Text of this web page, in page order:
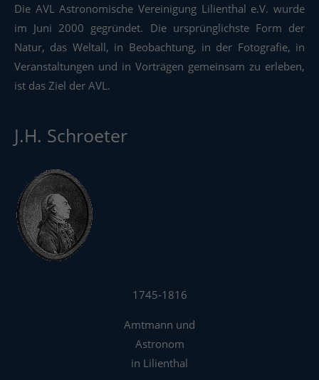
Die AVL Astronomische Vereinigung Lilienthal e.V. wurde
im Juni 2000 gegründet. Die ursprünglichste Form der
Natur, das Weltall, in Beobachtung, in der Fotografie, in
Veranstaltungen und in Vorträgen gemeinsam zu erleben,
ist das Ziel der AVL.
J.H. Schroeter
1745-1816
Amtmann und
Astronom
in Lilienthal